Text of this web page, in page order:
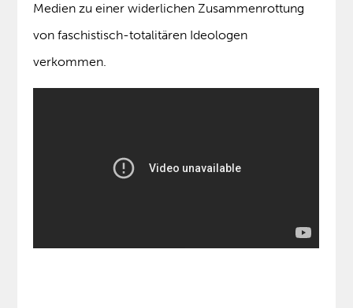
Medien zu einer widerlichen Zusammenrottung
von faschistisch-totalitären Ideologen
verkommen.